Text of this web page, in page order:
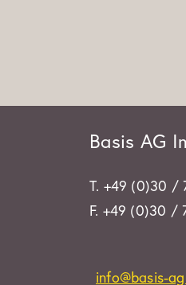
Basis AG
T. +49 (0)30 /
F. +49 (0)30 /
info@basis-